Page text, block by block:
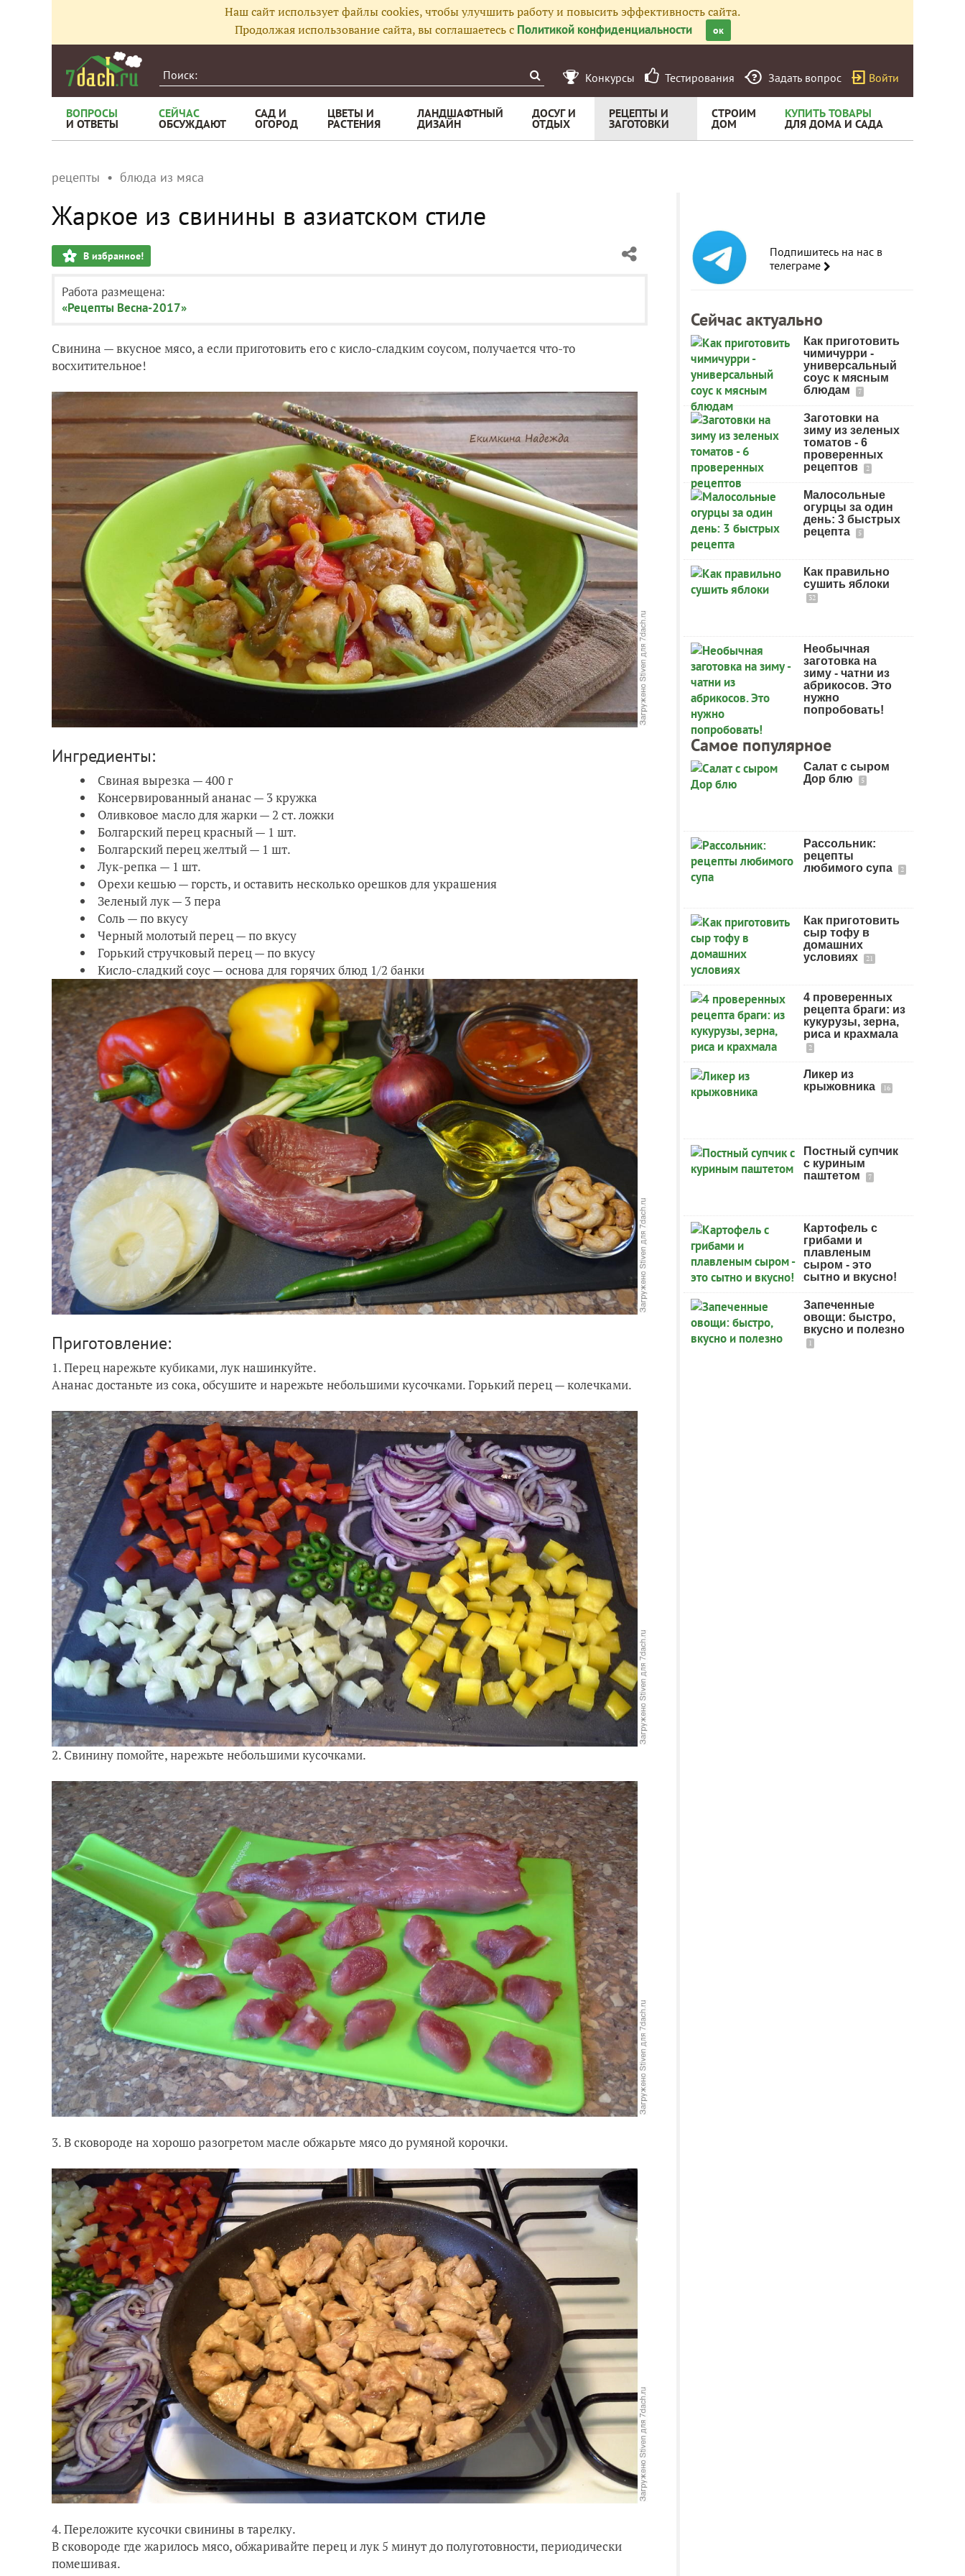
Наш сайт использует файлы cookies, чтобы улучшить работу и повысить эффективность сайта.
Продолжая использование сайта, вы соглашаетесь с Политикой конфиденциальности ок
Конкурсы Тестирования Задать вопрос Войти
ВОПРОСЫ
И ОТВЕТЫ
СЕЙЧАС
ОБСУЖДАЮТ
САД И
ОГОРОД
ЦВЕТЫ И
РАСТЕНИЯ
ЛАНДШАФТНЫЙ
ДИЗАЙН
ДОСУГ И
ОТДЫХ
РЕЦЕПТЫ И
ЗАГОТОВКИ
СТРОИМ
ДОМ
КУПИТЬ ТОВАРЫ
ДЛЯ ДОМА И САДА
рецепты блюда из мяса
Жаркое из свинины в азиатском стиле
В избранное!
Работа размещена:
«Рецепты Весна-2017»
Свинина — вкусное мясо, а если приготовить его с кисло-сладким соусом, получается что-то
восхитительное!
Ингредиенты:
Свиная вырезка — 400 г
Консервированный ананас — 3 кружка
Оливковое масло для жарки — 2 ст. ложки
Болгарский перец красный — 1 шт.
Болгарский перец желтый — 1 шт.
Лук-репка — 1 шт.
Орехи кешью — горсть, и оставить несколько орешков для украшения
Зеленый лук — 3 пера
Соль — по вкусу
Черный молотый перец — по вкусу
Горький стручковый перец — по вкусу
Кисло-сладкий соус — основа для горячих блюд 1/2 банки
Приготовление:
1. Перец нарежьте кубиками, лук нашинкуйте.
Ананас достаньте из сока, обсушите и нарежьте небольшими кусочками. Горький перец — колечками.
2. Свинину помойте, нарежьте небольшими кусочками.
3. В сковороде на хорошо разогретом масле обжарьте мясо до румяной корочки.
4. Переложите кусочки свинины в тарелку.
В сковороде где жарилось мясо, обжаривайте перец и лук 5 минут до полуготовности, периодически
помешивая.
Подпишитесь на нас в
телеграме
Сейчас актуально
Как приготовить
чимичурри -
универсальный
соус к мясным
блюдам
7
Заготовки на
зиму из зеленых
томатов - 6
проверенных
рецептов
2
Малосольные
огурцы за один
день: 3 быстрых
рецепта
5
Как правильно
сушить яблоки
32
Необычная
заготовка на
зиму - чатни из
абрикосов. Это
нужно
попробовать!
Самое популярное
Салат с сыром
Дор блю
5
Рассольник:
рецепты
любимого супа
2
Как приготовить
сыр тофу в
домашних
условиях
21
4 проверенных
рецепта браги: из
кукурузы, зерна,
риса и крахмала
2
Ликер из
крыжовника
16
Постный супчик
с куриным
паштетом
7
Картофель с
грибами и
плавленым
сыром - это
сытно и вкусно!
Запеченные
овощи: быстро,
вкусно и полезно
1